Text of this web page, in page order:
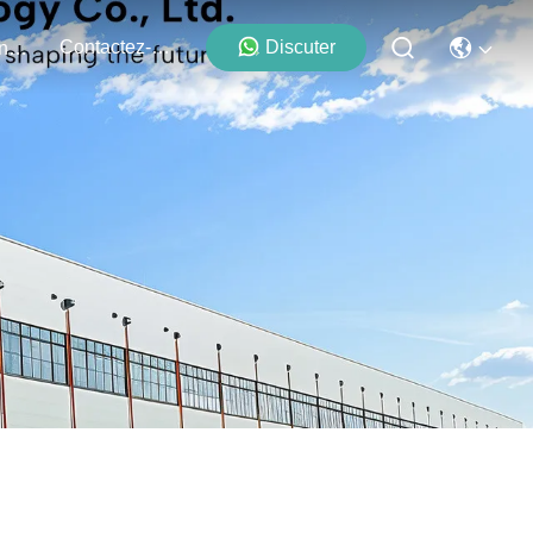
Événements Contactez-Nous Discuter